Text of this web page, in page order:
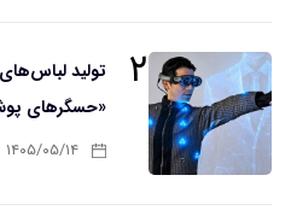
۲
تولید
«حسگرهای
۱۴۰۵/۰۵/۱۴ ۱۶:۰۶